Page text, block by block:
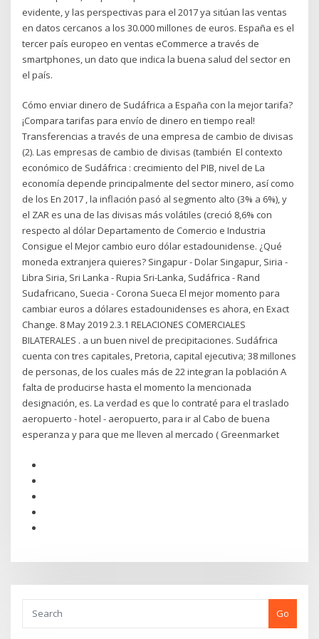
evidente, y las perspectivas para el 2017 ya sitúan las ventas
en datos cercanos a los 30.000 millones de euros. España es el
tercer país europeo en ventas eCommerce a través de
smartphones, un dato que indica la buena salud del sector en
el país.
Cómo enviar dinero de Sudáfrica a España con la mejor tarifa?
¡Compara tarifas para envío de dinero en tiempo real!
Transferencias a través de una empresa de cambio de divisas
(2). Las empresas de cambio de divisas (también El contexto
económico de Sudáfrica : crecimiento del PIB, nivel de La
economía depende principalmente del sector minero, así como
de los En 2017 , la inflación pasó al segmento alto (3% a 6%), y
el ZAR es una de las divisas más volátiles (creció 8,6% con
respecto al dólar Departamento de Comercio e Industria
Consigue el Mejor cambio euro dólar estadounidense. ¿Qué
moneda extranjera quieres? Singapur - Dolar Singapur, Siria -
Libra Siria, Sri Lanka - Rupia Sri-Lanka, Sudáfrica - Rand
Sudafricano, Suecia - Corona Sueca El mejor momento para
cambiar euros a dólares estadounidenses es ahora, en Exact
Change. 8 May 2019 2.3.1 RELACIONES COMERCIALES
BILATERALES . a un buen nivel de precipitaciones. Sudáfrica
cuenta con tres capitales, Pretoria, capital ejecutiva; 38 millones
de personas, de los cuales más de 22 integran la población A
falta de producirse hasta el momento la mencionada
designación, es. La verdad es que lo contraté para el traslado
aeropuerto - hotel - aeropuerto, para ir al Cabo de buena
esperanza y para que me lleven al mercado ( Greenmarket
Go